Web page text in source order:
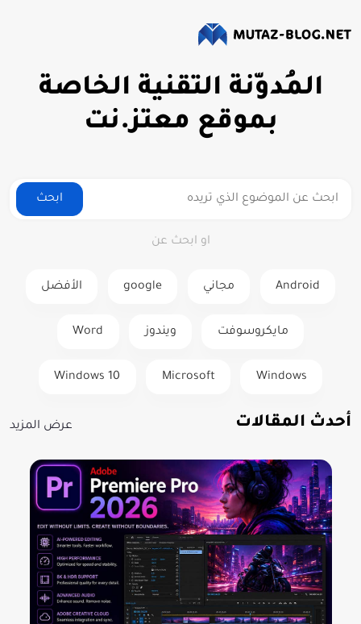
المُدوّنة التقنية الخاصة
بموقع معتز.نت
ابحث
او ابحث عن
Android مجاني google الأفضل
مايكروسوفت ويندوز Word
Windows
Microsoft
Windows 10
أحدث المقالات عرض المزيد